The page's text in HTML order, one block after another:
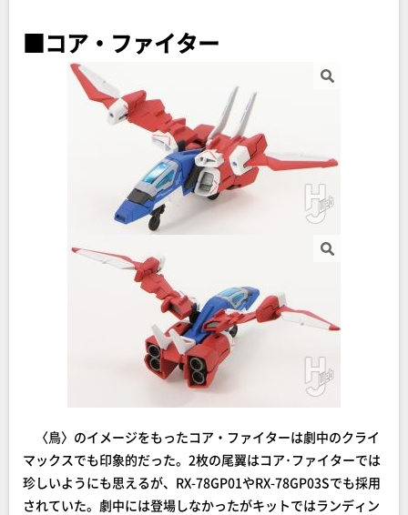
■コア・ファイター
〈鳥〉のイメージをもったコア・ファイターは劇中のクライ
マックスでも印象的だった。2枚の尾翼はコア･ファイターでは
珍しいようにも思えるが、RX-78GP01やRX-78GP03Sでも採用
されていた。劇中には登場しなかったがキットではランディン